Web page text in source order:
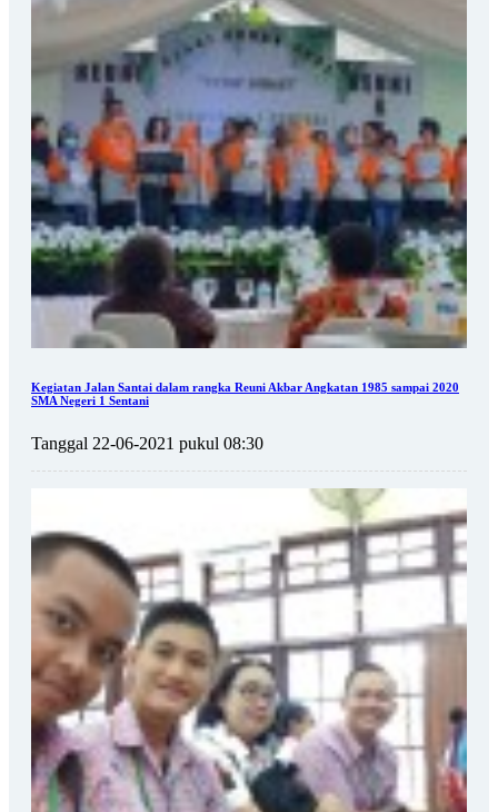
Kegiatan Jalan Santai dalam rangka Reuni Akbar Angkatan 1985 sampai 2020
SMA Negeri 1 Sentani
Tanggal 22-06-2021 pukul 08:30